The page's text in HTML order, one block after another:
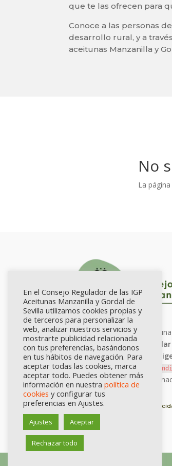
que te las ofrecen para
Conoce a las personas
desarrollo rural, y a
aceitunas Manzanilla y
No
La
El Consejo Regulador es
lucro, que se ocupa de
normativayavalar el
industrias adscritas a la
gestión de dichas
Aviso Legal Política de
En el Consejo Regulador de las IGP
Aceitunas Manzanilla y Gordal de
Sevilla utilizamos cookies propias y
de terceros para personalizar la
web, analizar nuestros servicios y
mostrarte publicidad relacionada
con tus preferencias, basándonos
en tus hábitos de navegación. Para
aceptar todas las cookies, marca
aceptar todo. Puedes obtener más
información en nuestra política de
cookies y configurar tus
preferencias en Ajustes.
Ajustes Aceptar
Rechazar todo